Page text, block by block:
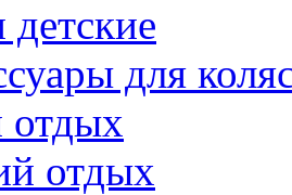
детские
для
отдых
отдых